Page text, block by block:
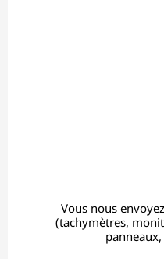
Vous nous
(tachymètres,